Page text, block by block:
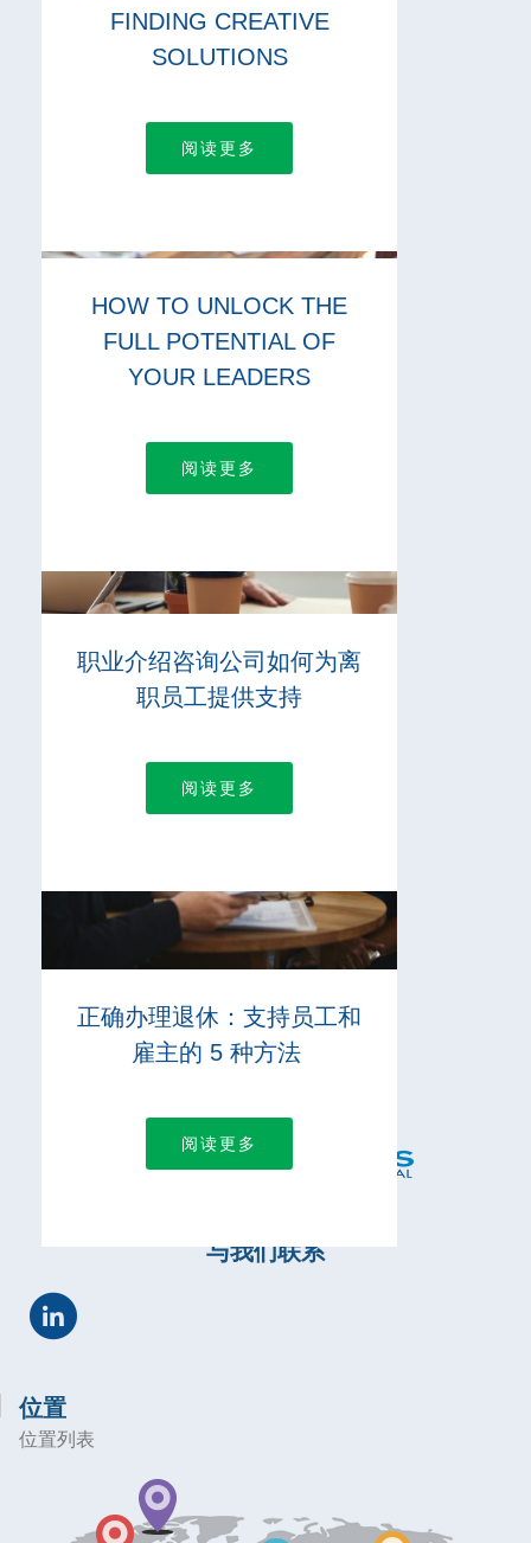
FINDING CREATIVE
SOLUTIONS
阅读更多
HOW TO UNLOCK THE
FULL POTENTIAL OF
YOUR LEADERS
阅读更多
职业介绍咨询公司如何为离
职员工提供支持
阅读更多
正确办理退休：支持员工和
雇主的 5 种方法
阅读更多
与我们联系
位置
位置列表